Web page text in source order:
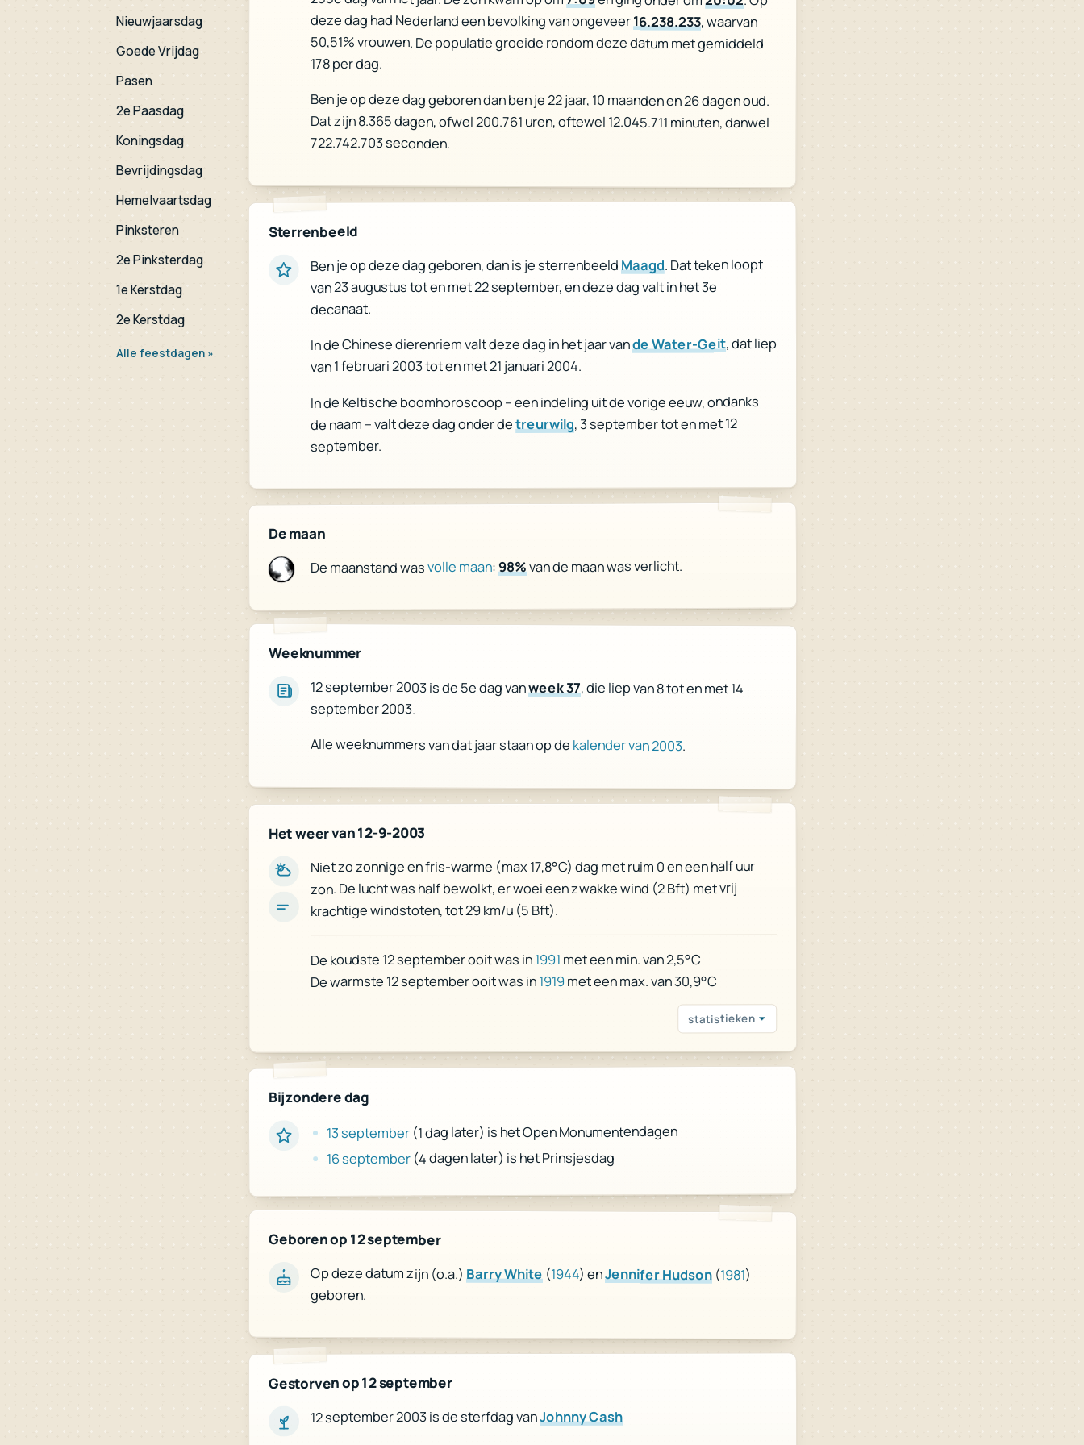
Nieuwjaarsdag
Goede Vrijdag
Pasen
2e Paasdag
Koningsdag
Bevrijdingsdag
Hemelvaartsdag
Pinksteren
2e Pinksterdag
1e Kerstdag
2e Kerstdag
Alle feestdagen »
deze dag had Nederland een bevolking van ongeveer16.238.233, waarvan
50,51% vrouwen. De populatie groeide rondom deze datum met gemiddeld
178 per dag.
Ben je op deze dag geboren dan ben je 22 jaar, 10 maanden en 26 dagen oud.
Dat zijn 8.365 dagen, ofwel 200.761 uren, oftewel 12.045.711 minuten, danwel
722.742.703 seconden.
Sterrenbeeld
Ben je op deze dag geboren, dan is je sterrenbeeldMaagd. Dat teken loopt
van 23 augustus tot en met 22 september, en deze dag valt in het 3e
decanaat.
In de Chinese dierenriem valt deze dag in het jaar vande Water-Geit, dat liep
van 1 februari 2003 tot en met 21 januari 2004.
In de Keltische boomhoroscoop – een indeling uit de vorige eeuw, ondanks
de naam – valt deze dag onder detreurwilg, 3 september tot en met 12
september.
De maan
De maanstand wasvolle maan:98%van de maan was verlicht.
Weeknummer
12 september 2003 is de 5e dag vanweek 37, die liep van 8 tot en met 14
september 2003.
Alle weeknummers van dat jaar staan op de kalender van 2003.
Het weer van 12-9-2003
Niet zo zonnige en fris-warme (max 17,8°C) dag met ruim 0 en een half uur
zon. De lucht was half bewolkt, er woei een zwakke wind (2 Bft) met vrij
krachtige windstoten, tot 29 km/u (5 Bft).
De koudste 12 september ooit was in1991 met een min. van 2,5°C
De warmste 12 september ooit was in1919 met een max. van 30,9°C
statistieken
Bijzondere dag
13 september(1 dag later) is het Open Monumentendagen
16 september (4 dagen later) is het Prinsjesdag
Geboren op 12 september
Op deze datum zijn (o.a.)Barry White (1944) enJennifer Hudson(1981)
geboren.
Gestorven op 12 september
12 september 2003 is de sterfdag vanJohnny Cash